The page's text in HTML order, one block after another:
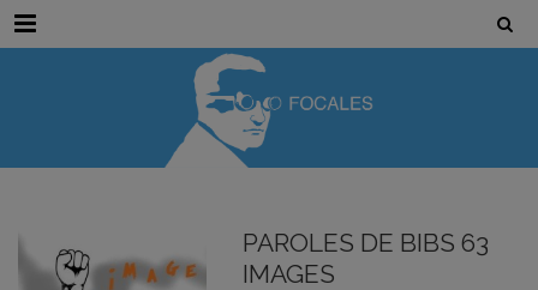
Menu
PAROLES DE BIBS 63
IMAGES